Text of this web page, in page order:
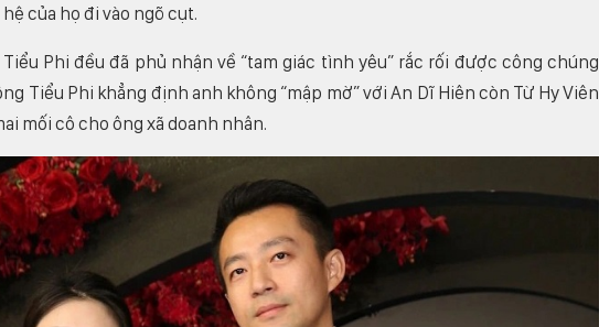
của họ đi vào ngõ cụt.
Tiểu Phi đều đã phủ nhận về “tam giác tình yêu” rắc rối được công chúng
Tiểu Phi khẳng định anh không “mập mờ” với An Dĩ Hiên còn Từ Hy Viên
mối cô cho ông xã doanh nhân.